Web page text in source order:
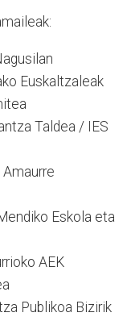
Euskaltzaleak
Taldea / IES
Eskola eta
AEK
Publikoa Bizirik